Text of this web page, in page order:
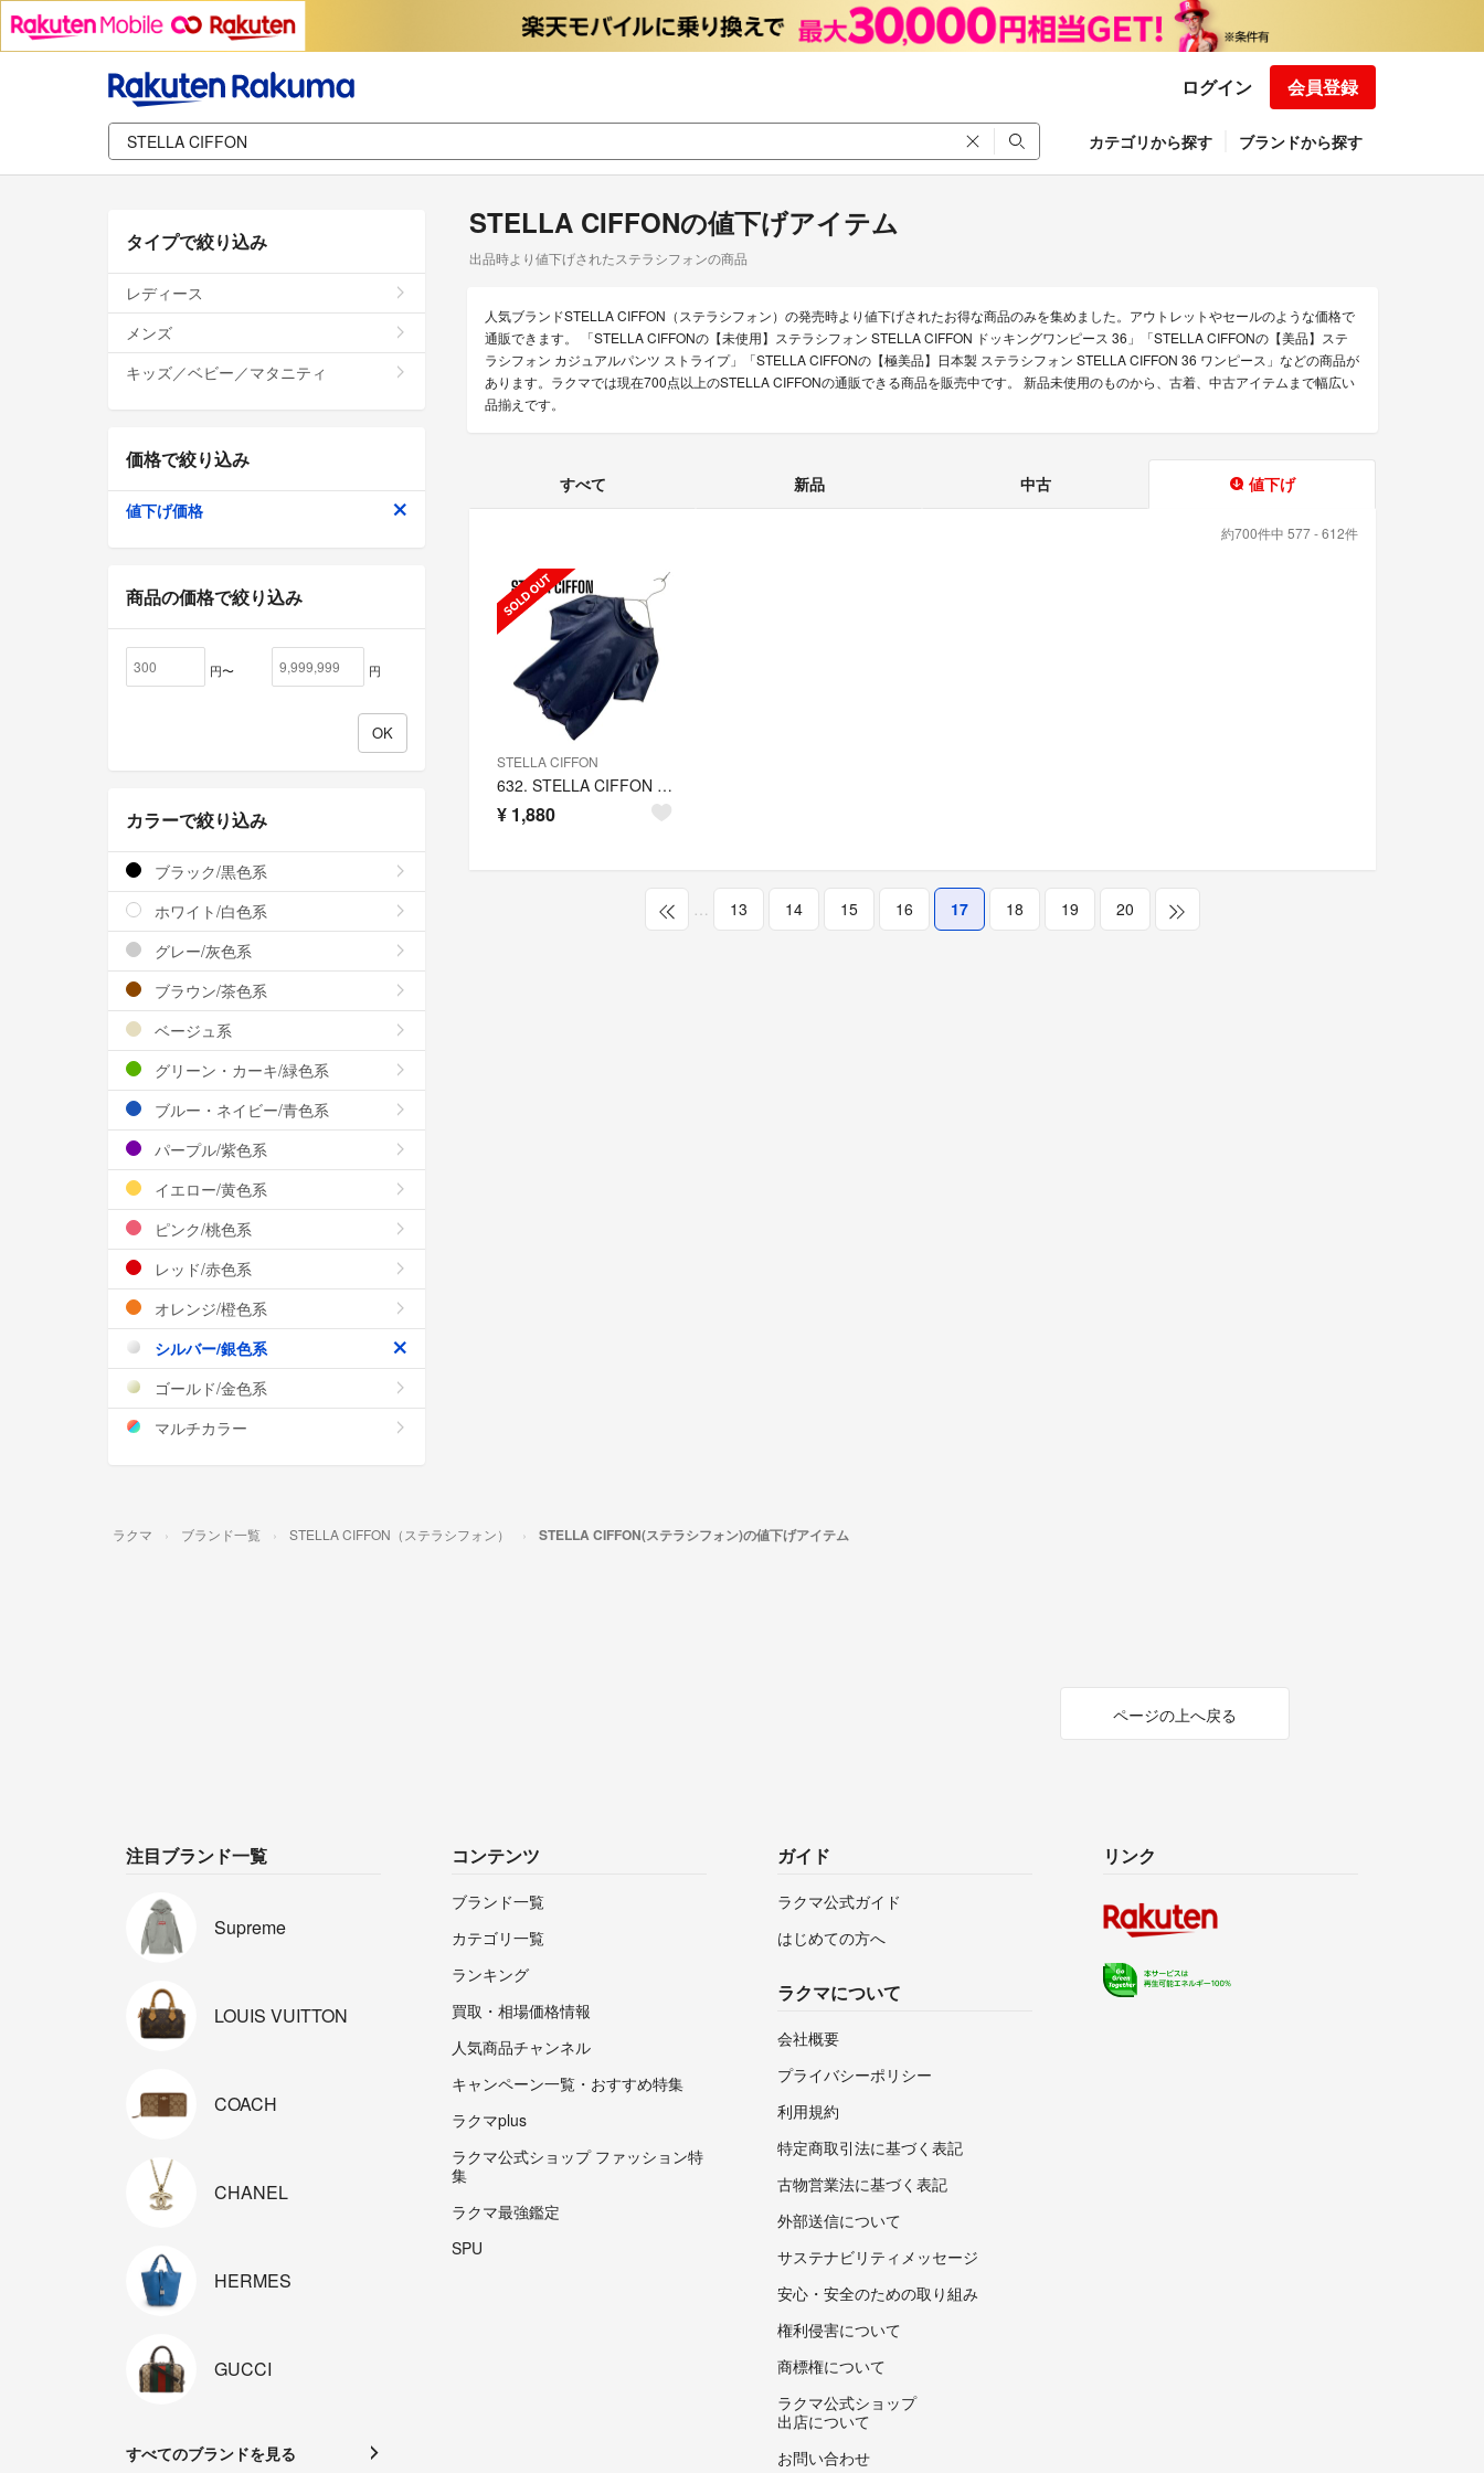
ログイン 会員登録
カテゴリから探す ブランドから探す
STELLA CIFFONの値下げアイテム
出品時より値下げされたステラシフォンの商品
人気ブランドSTELLA CIFFON（ステラシフォン）の発売時より値下げされたお得な商品のみを集めました。アウトレットやセールのような価格で
通販できます。 「STELLA CIFFONの【未使用】ステラシフォン STELLA CIFFON ドッキングワンピース 36」「STELLA CIFFONの【美品】ステ
ラシフォン カジュアルパンツ ストライプ」「STELLA CIFFONの【極美品】日本製 ステラシフォン STELLA CIFFON 36 ワンピース」などの商品が
あります。ラクマでは現在700点以上のSTELLA CIFFONの通販できる商品を販売中です。 新品未使用のものから、古着、中古アイテムまで幅広い
品揃えです。
すべて 新品 中古 値下げ
約700件中 577 - 612件
STELLA CIFFON
632. STELLA CIFFON デザイン カットソー
¥ 1,880
… 13 14 15 16 17 18 19 20
タイプで絞り込み
レディース
メンズ
キッズ／ベビー／マタニティ
価格で絞り込み
値下げ価格
商品の価格で絞り込み
円〜 円
カラーで絞り込み
ブラック/黒色系
ホワイト/白色系
グレー/灰色系
ブラウン/茶色系
ベージュ系
グリーン・カーキ/緑色系
ブルー・ネイビー/青色系
パープル/紫色系
イエロー/黄色系
ピンク/桃色系
レッド/赤色系
オレンジ/橙色系
シルバー/銀色系
ゴールド/金色系
マルチカラー
ラクマ ブランド一覧 STELLA CIFFON（ステラシフォン） STELLA CIFFON(ステラシフォン)の値下げアイテム
ページの上へ戻る
注目ブランド一覧
Supreme
LOUIS VUITTON
COACH
CHANEL
HERMES
GUCCI
すべてのブランドを見る
コンテンツ
ブランド一覧
カテゴリ一覧
ランキング
買取・相場価格情報
人気商品チャンネル
キャンペーン一覧・おすすめ特集
ラクマplus
ラクマ公式ショップ ファッション特
集
ラクマ最強鑑定
SPU
ガイド
ラクマ公式ガイド
はじめての方へ
ラクマについて
会社概要
プライバシーポリシー
利用規約
特定商取引法に基づく表記
古物営業法に基づく表記
外部送信について
サステナビリティメッセージ
安心・安全のための取り組み
権利侵害について
商標権について
ラクマ公式ショップ
出店について
お問い合わせ
リンク